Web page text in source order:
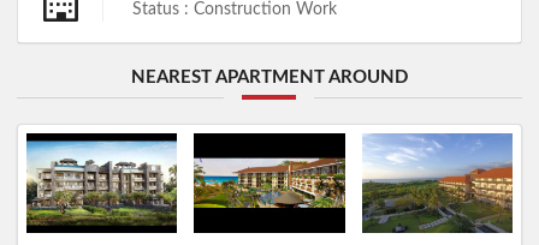
Status : Construction Work
NEAREST APARTMENT AROUND